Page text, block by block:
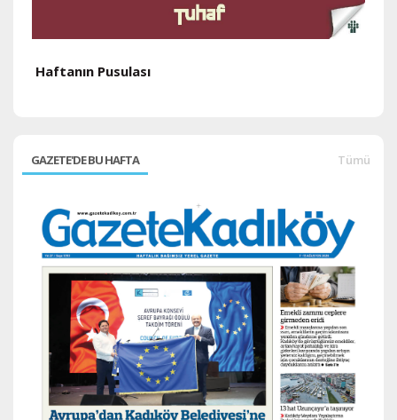
Haftanın Pusulası
GAZETE'DE BU HAFTA Tümü